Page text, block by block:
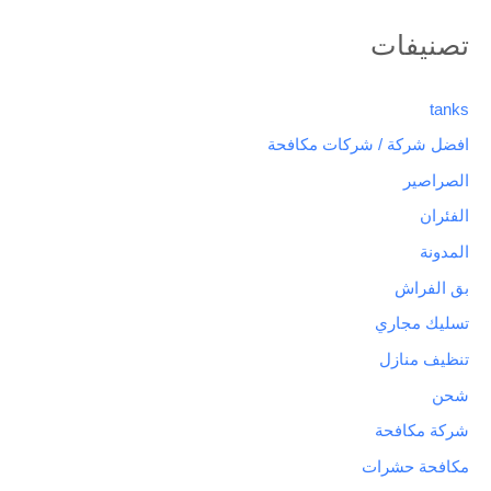
تصنيفات
tanks
افضل شركة / شركات مكافحة
الصراصير
الفئران
المدونة
بق الفراش
تسليك مجاري
تنظيف منازل
شحن
شركة مكافحة
مكافحة حشرات